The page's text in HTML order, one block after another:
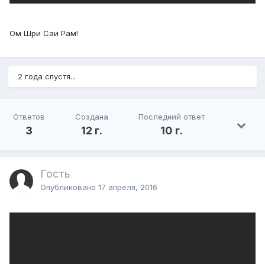
Ом Шри Саи Рам!
2 года спустя...
Ответов
3
Создана
12 г.
Последний ответ
10 г.
Гость
Опубликовано 17 апреля, 2016